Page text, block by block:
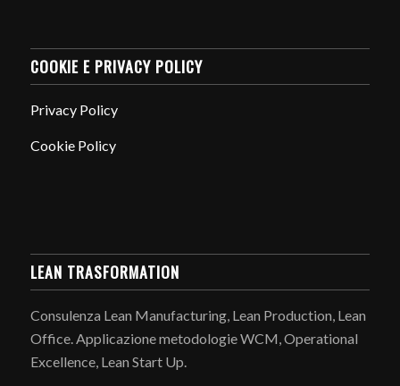
COOKIE E PRIVACY POLICY
Privacy Policy
Cookie Policy
LEAN TRASFORMATION
Consulenza Lean Manufacturing, Lean Production, Lean
Office. Applicazione metodologie WCM, Operational
Excellence, Lean Start Up.